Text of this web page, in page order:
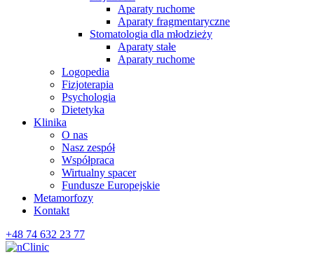
Aparaty ruchome
Aparaty fragmentaryczne
Stomatologia dla młodzieży
Aparaty stałe
Aparaty ruchome
Logopedia
Fizjoterapia
Psychologia
Dietetyka
Klinika
O nas
Nasz zespół
Współpraca
Wirtualny spacer
Fundusze Europejskie
Metamorfozy
Kontakt
+48 74 632 23 77